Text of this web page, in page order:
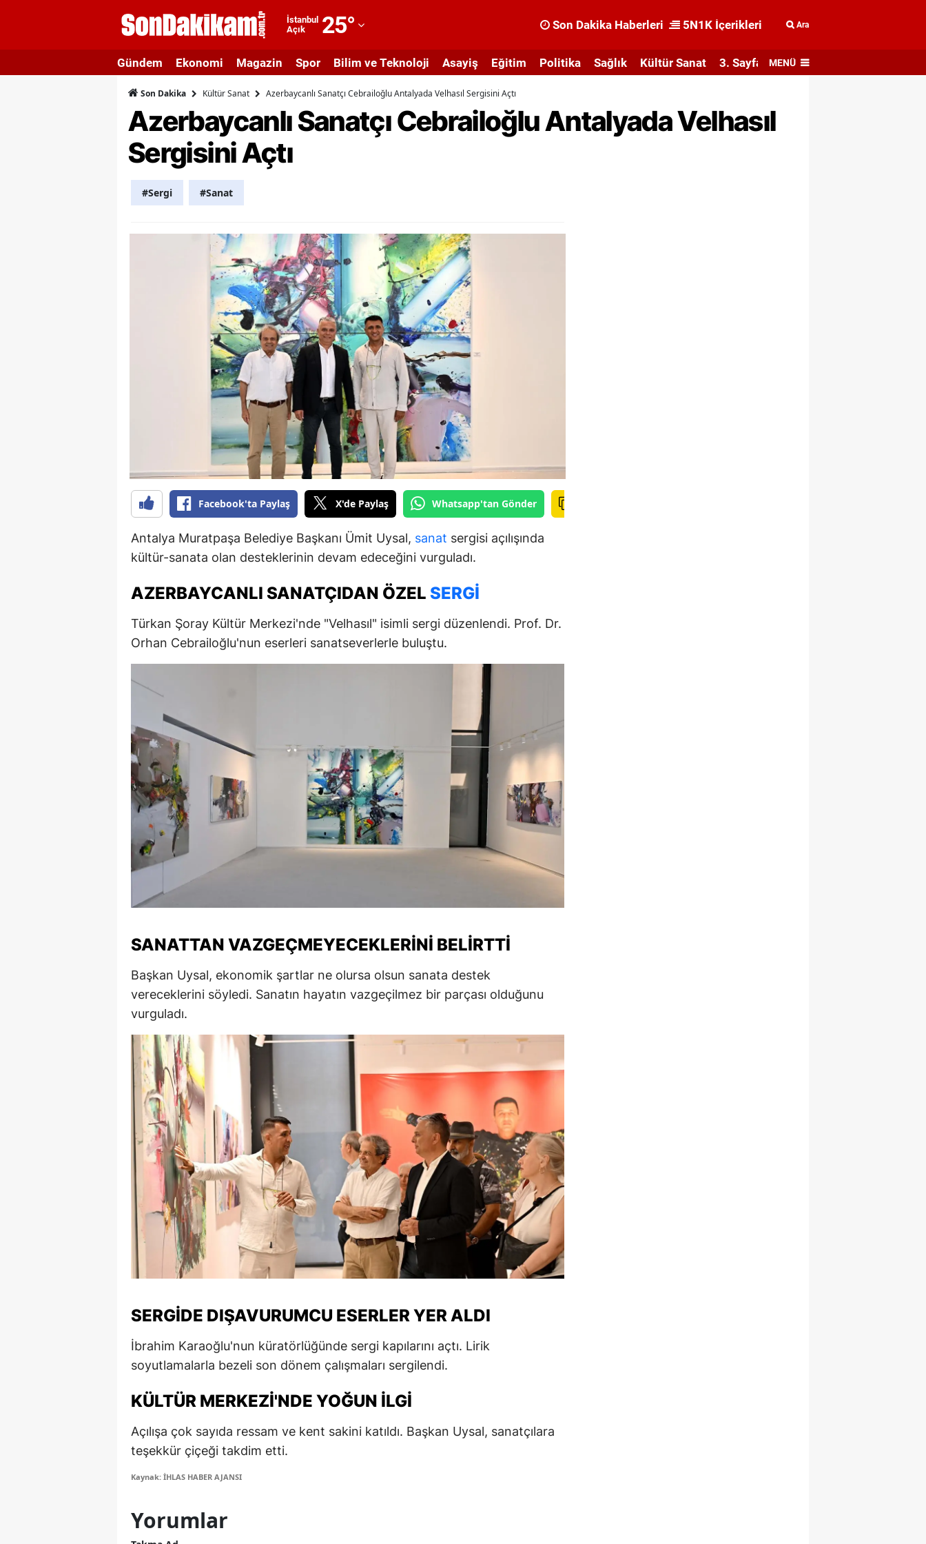
İstanbul
Açık
25°
Adıyaman
Afyonkarahisar
Ağrı
Artvin
Aydın
Balıkesir
Bilecik
Bingöl
Bitlis
Bolu
Burdur
Bursa
Çanakkale
Çankırı
Çorum
Diyarbakır
Edirne
Elazığ
Eskişehir
Gaziantep
Giresun
Gümüşhane
Mersin
İstanbul
İzmir
Kocaeli
Konya
Kahramanmaraş
Mardin
Muğla
Muş
Nevşehir
Son Dakika Haberleri 5N1K İçerikleri Ara
Gündem Ekonomi Magazin Spor Bilim ve Teknoloji Asayiş Eğitim Politika Sağlık Kültür Sanat 3. Sayfa MENÜ
Son Dakika Kültür Sanat Azerbaycanlı Sanatçı Cebrailoğlu Antalyada Velhasıl Sergisini Açtı
Azerbaycanlı Sanatçı Cebrailoğlu Antalyada Velhasıl
Sergisini Açtı
#Sergi #Sanat
Facebook'ta Paylaş X'de Paylaş Whatsapp'tan Gönder
Antalya Muratpaşa Belediye Başkanı Ümit Uysal, sanat sergisi açılışında
kültür-sanata olan desteklerinin devam edeceğini vurguladı.
AZERBAYCANLI SANATÇIDAN ÖZEL SERGI
Türkan Şoray Kültür Merkezi'nde "Velhasıl" isimli sergi düzenlendi. Prof. Dr.
Orhan Cebrailoğlu'nun eserleri sanatseverlerle buluştu.
SANATTAN VAZGEÇMEYECEKLERINI BELIRTTI
Başkan Uysal, ekonomik şartlar ne olursa olsun sanata destek
vereceklerini söyledi. Sanatın hayatın vazgeçilmez bir parçası olduğunu
vurguladı.
SERGIDE DIŞAVURUMCU ESERLER YER ALDI
İbrahim Karaoğlu'nun küratörlüğünde sergi kapılarını açtı. Lirik
soyutlamalarla bezeli son dönem çalışmaları sergilendi.
KÜLTÜR MERKEZI'NDE YOĞUN İLGI
Açılışa çok sayıda ressam ve kent sakini katıldı. Başkan Uysal, sanatçılara
teşekkür çiçeği takdim etti.
Kaynak: İHLAS HABER AJANSI
Yorumlar